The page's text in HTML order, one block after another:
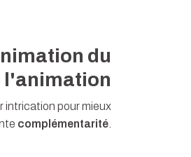
du
l'animation
intrication pour mieux
complémentarité